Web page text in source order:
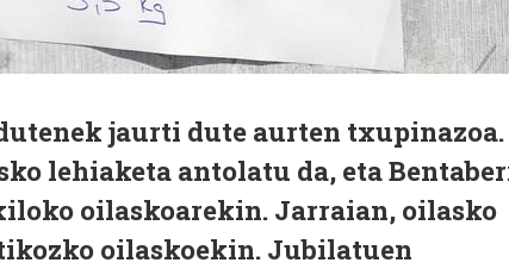
jaurti dute aurten txupinazoa.
lehiaketa antolatu da, eta
oilaskoarekin. Jarraian, oilasko
oilaskoekin. Jubilatuen